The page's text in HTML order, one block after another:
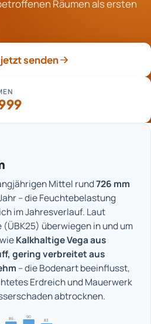
aber teilweise
werden. Bei der Platzierung
Räumen als ersten
senden
Mittel rund726 mm
– die Feuchtebelastung
im Jahresverlauf. Laut
überwiegen in und um
Kalkhaltige Vega aus
gering verbreitet aus
– die Bodenart beeinflusst,
Erdreich und Mauerwerk
abtrocknen.
86 90
83